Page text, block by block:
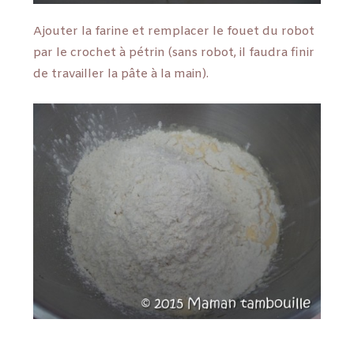
Ajouter la farine et remplacer le fouet du robot
par le crochet à pétrin (sans robot, il faudra finir
de travailler la pâte à la main).